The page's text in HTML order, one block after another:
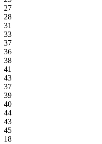
27
28
31
33
37
36
38
41
43
37
39
40
44
43
45
18